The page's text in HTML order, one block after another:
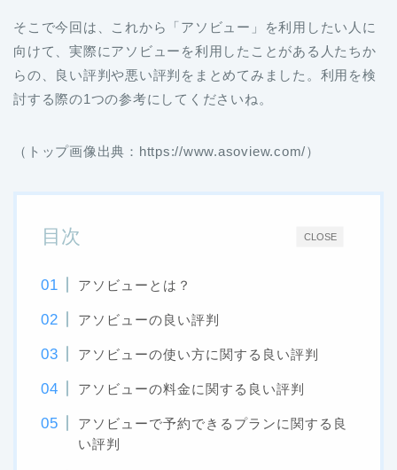
そこで今回は、これから「アソビュー」を利用したい人に
向けて、実際にアソビューを利用したことがある人たちか
らの、良い評判や悪い評判をまとめてみました。利用を検
討する際の1つの参考にしてくださいね。
（トップ画像出典：https://www.asoview.com/）
CLOSE
目次
アソビューとは？
アソビューの良い評判
アソビューの使い方に関する良い評判
アソビューの料金に関する良い評判
アソビューで予約できるプランに関する良
い評判